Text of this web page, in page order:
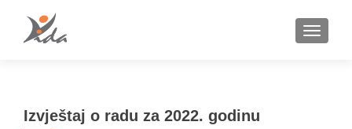
Izvještaj o radu za 2022. godinu